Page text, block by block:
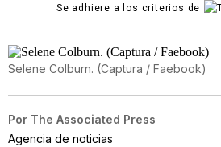
Se adhiere a los criterios de
Selene Colburn. (Captura / Faebook)
Por The Associated Press
Agencia de noticias